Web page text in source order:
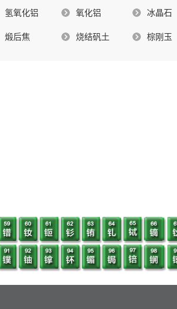
氢氧化铝 氧化铝 冰晶石
煅后焦 烧结矾土 棕刚玉